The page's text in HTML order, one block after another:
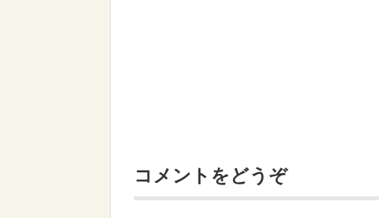
コメントをどうぞ